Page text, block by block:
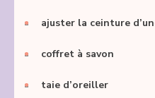
ajuster la ceinture
coffret à savon
taie d’oreiller